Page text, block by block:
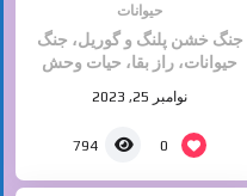
حیوانات
جنگ خشن پلنگ و گوریل، جنگ
حیوانات، راز بقا، حیات وحش
نوامبر 25, 2023
0
794